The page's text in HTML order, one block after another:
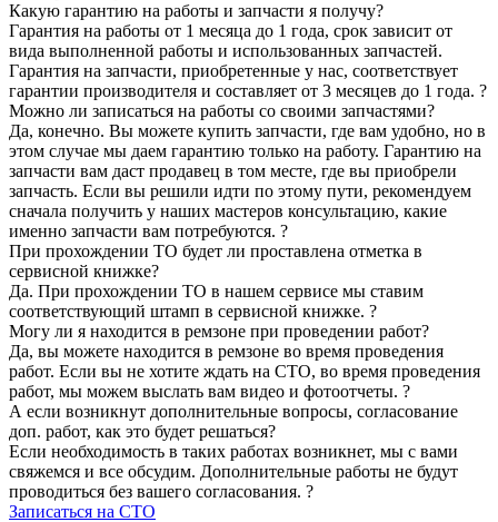
Какую гарантию на работы и запчасти я получу?
Гарантия на работы от 1 месяца до 1 года, срок зависит от
вида выполненной работы и использованных запчастей.
Гарантия на запчасти, приобретенные у нас, соответствует
гарантии производителя и составляет от 3 месяцев до 1 года. ?
Можно ли записаться на работы со своими запчастями?
Да, конечно. Вы можете купить запчасти, где вам удобно, но в
этом случае мы даем гарантию только на работу. Гарантию на
запчасти вам даст продавец в том месте, где вы приобрели
запчасть. Если вы решили идти по этому пути, рекомендуем
сначала получить у наших мастеров консультацию, какие
именно запчасти вам потребуются. ?
При прохождении ТО будет ли проставлена отметка в
сервисной книжке?
Да. При прохождении ТО в нашем сервисе мы ставим
соответствующий штамп в сервисной книжке. ?
Могу ли я находится в ремзоне при проведении работ?
Да, вы можете находится в ремзоне во время проведения
работ. Если вы не хотите ждать на СТО, во время проведения
работ, мы можем выслать вам видео и фотоотчеты. ?
А если возникнут дополнительные вопросы, согласование
доп. работ, как это будет решаться?
Если необходимость в таких работах возникнет, мы с вами
свяжемся и все обсудим. Дополнительные работы не будут
проводиться без вашего согласования. ?
Записаться на СТО